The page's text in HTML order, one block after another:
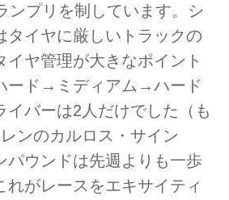
ンプリを制しています。シ
タイヤに厳しいトラックの
イヤ管理が大きなポイント
ード→ミディアム→ハード
イバーは2人だけでした（も
ンのカルロス・サイン
パウンドは先週よりも一歩
れがレースをエキサイティ